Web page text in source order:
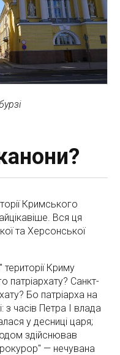
Кримського
Вся ця
та Херсонської
Криму
патріархату? Санкт-
Бо патріарха на
з часів Петра І влада
у десниці царя;
здійснював
— нечувана